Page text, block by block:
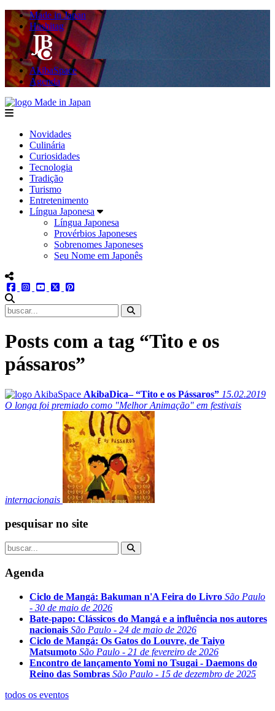
Made in Japan
Hashitag
AkibaSpace
Agenda
menu
Novidades
Culinária
Curiosidades
Tecnologia
Tradição
Turismo
Entretenimento
Língua Japonesa
Língua Japonesa
Provérbios Japoneses
Sobrenomes Japoneses
Seu Nome em Japonês
menu redes social
facebookinstagram
youtube
twitter
Posts com a tag “Tito e os
pássaros”
AkibaDica– “Tito e os Pássaros” 15.02.2019
O longa foi premiado como "Melhor Animação" em festivais
internacionais
pesquisar no site
Agenda
Ciclo de Mangá: Bakuman n'A Feira do Livro São Paulo
- 30 de maio de 2026
Bate-papo: Clássicos do Mangá e a influência nos autores
nacionais São Paulo - 24 de maio de 2026
Ciclo de Mangá: Os Gatos do Louvre, de Taiyo
Matsumoto São Paulo - 21 de fevereiro de 2026
Encontro de lançamento Yomi no Tsugai - Daemons do
Reino das Sombras São Paulo - 15 de dezembro de 2025
todos os eventos